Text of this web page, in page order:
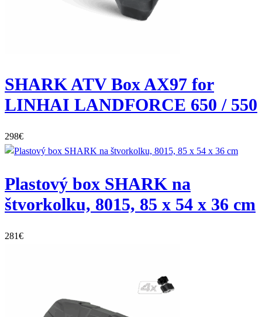
SHARK ATV Box AX97 for
LINHAI LANDFORCE 650 / 550
298€
Plastový box SHARK na
štvorkolku, 8015, 85 x 54 x 36 cm
281€